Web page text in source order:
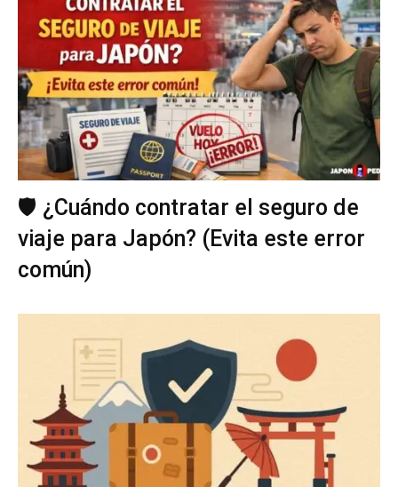
🛡️ ¿Cuándo contratar el seguro de
viaje para Japón? (Evita este error
común)